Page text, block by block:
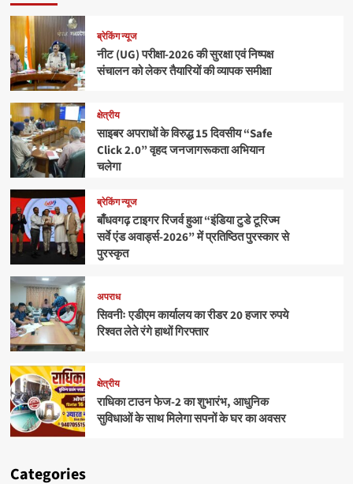
ब्रेकिंग न्यूज
नीट (UG) परीक्षा-2026 की सुरक्षा एवं निष्पक्ष
संचालन को लेकर तैयारियों की व्यापक समीक्षा
क्षेत्रीय
साइबर अपराधों के विरुद्ध 15 दिवसीय “Safe
Click 2.0” वृहद जनजागरूकता अभियान
चलेगा
ब्रेकिंग न्यूज
बाँधवगढ़ टाइगर रिजर्व हुआ “इंडिया टुडे टूरिज्म
सर्वे एंड अवार्ड्स-2026” में प्रतिष्ठित पुरस्कार से
पुरस्कृत
अपराध
सिवनीः एडीएम कार्यालय का रीडर 20 हजार रुपये
रिश्वत लेते रंगे हाथों गिरफ्तार
क्षेत्रीय
राधिका टाउन फेज-2 का शुभारंभ, आधुनिक
सुविधाओं के साथ मिलेगा सपनों के घर का अवसर
Categories